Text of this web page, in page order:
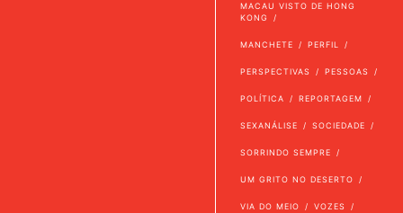
MACAU VISTO DE HONG
KONG
MANCHETE PERFIL
PERSPECTIVAS PESSOAS
POLÍTICA REPORTAGEM
SEXANÁLISE SOCIEDADE
SORRINDO SEMPRE
UM GRITO NO DESERTO
VIA DO MEIO VOZES